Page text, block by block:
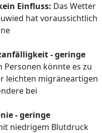
Einfluss: Das Wetter
hat voraussichtlich
- geringe
Personen könnte es zu
leichten migräneartigen
bei
- geringe
niedrigem Blutdruck